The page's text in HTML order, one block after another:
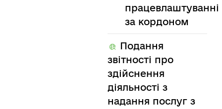
працевлаштуванні
за кордоном
Подання
звітності про
здійснення
діяльності з
надання послуг з